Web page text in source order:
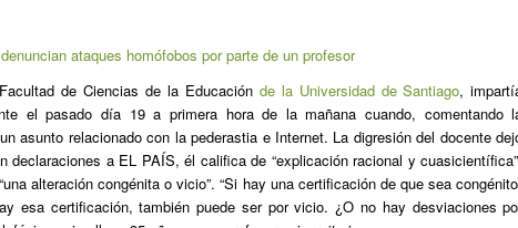
ataques homófobos por parte de un profesor
de Ciencias de la Educación de la Universidad de Santiago,
el pasado día 19 a primera hora de la mañana cuando, comentando
asunto relacionado con la pederastia e Internet. La digresión del docente
a EL PAÍS, él califica de “explicación racional y
alteración congénita o vicio”. “Si hay una certificación de que sea
esa certificación, también puede ser por vicio. ¿O no hay desviaciones